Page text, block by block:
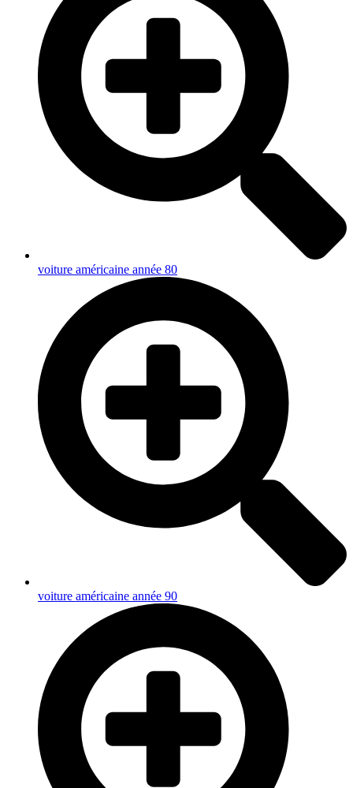
voiture américaine année 80
voiture américaine année 90